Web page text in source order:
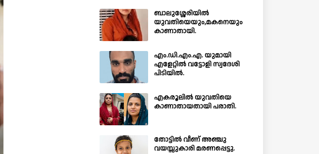
ബാലുശ്ശേരിയില്‍
യുവതിയെയും,മകനെയും
കാണാതായി.
എം.ഡി.എം.എ. യുമായി
എളേറ്റിൽ വട്ടോളി സ്വദേശി
പിടിയിൽ.
എകരൂലിൽ യുവതിയെ
കാണാതായതായി പരാതി.
തോട്ടിൽ വീണ് അഞ്ചു
വയസ്സുകാരി മരണപ്പെട്ടു.